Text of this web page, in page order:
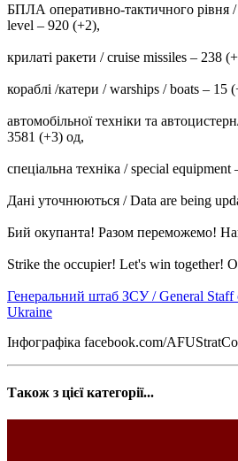
БПЛА оперативно-тактичного рівня
level – 920 (+2),
крилаті ракети / cruise missiles ‒ 238
кораблі /катери / warships / boats ‒ 15
автомобільної техніки та
3581 (+3) од,
спеціальна техніка / special equipment
Дані уточнюються / Data are being
Бий окупанта! Разом переможемо!
Strike the occupier! Let's win together!
Генеральний штаб ЗСУ / General Staff
Ukraine
Інфографіка facebook.com/
Також з цієї категорії...